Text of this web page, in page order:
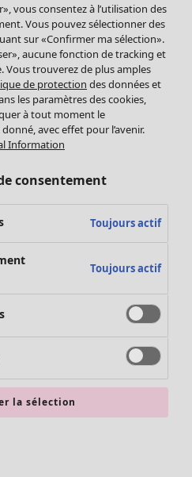
-70
vous consentez à l’utilisation des
Vous pouvez sélectionner des
sur «Confirmer ma sélection».
aucune fonction de tracking et
Vous trouverez de plus amples
de protection des données et
les paramètres des cookies,
à tout moment le
avec effet pour l’avenir.
Information
consentement
Toujours actif
Toujours actif
la sélection